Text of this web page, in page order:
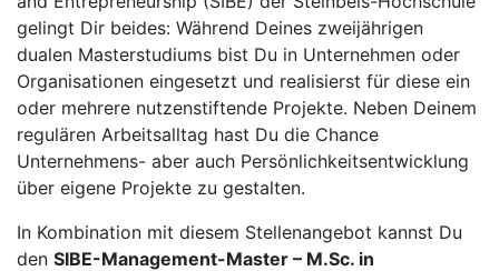
gelingt Dir beides: Während Deines zweijährigen
dualen Masterstudiums bist Du in Unternehmen oder
Organisationen eingesetzt und realisierst für diese ein
oder mehrere nutzenstiftende Projekte. Neben Deinem
regulären Arbeitsalltag hast Du die Chance
Unternehmens- aber auch Persönlichkeitsentwicklung
über eigene Projekte zu gestalten.
In Kombination mit diesem Stellenangebot kannst Du
den SIBE-Management-Master – M.Sc. in